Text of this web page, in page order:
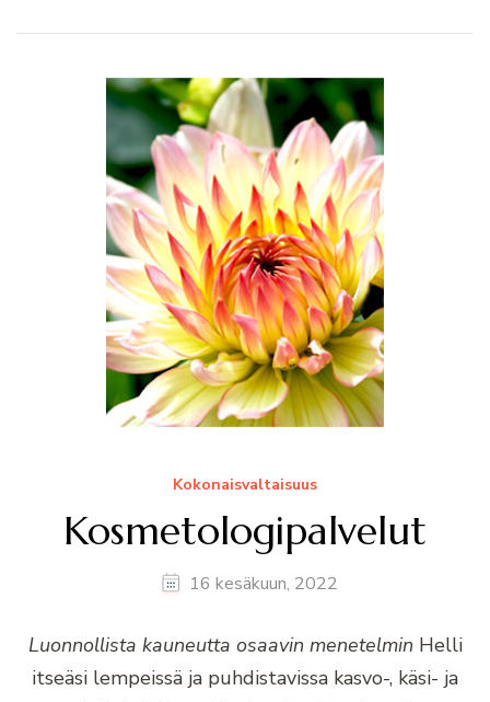
Kokonaisvaltaisuus
Kosmetologipalvelut
16 kesäkuun, 2022
Luonnollista kauneutta osaavin menetelmin Helli
itseäsi lempeissä ja puhdistavissa kasvo-, käsi- ja